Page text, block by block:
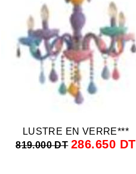
LUSTRE EN VERRE***
819.000 DT 286.650 DT